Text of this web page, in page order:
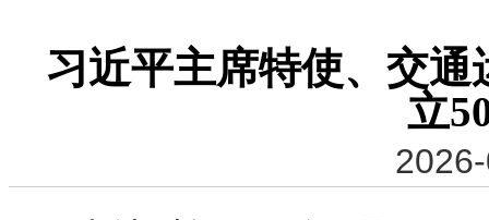
习近平主席特使、交
立